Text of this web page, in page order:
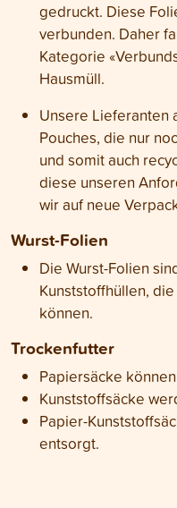
gedruckt. Diese
verbunden. Daher
Kategorie
Hausmüll.
Unsere Lieferanten
Pouches, die nur
und somit auch
diese unseren
wir auf neue
Wurst-Folien
Die Wurst-Folien
Kunststoffhüllen,
können.
Trockenfutter
Papiersäcke
Kunststoffsäcke
Papier-
entsorgt.